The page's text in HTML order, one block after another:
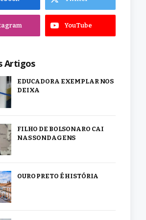
YouTube
Artigos
EDUCADORA EXEMPLAR NOS
DEIXA
FILHO DE BOLSONARO CAI
NAS SONDAGENS
OURO PRETO É HISTÓRIA